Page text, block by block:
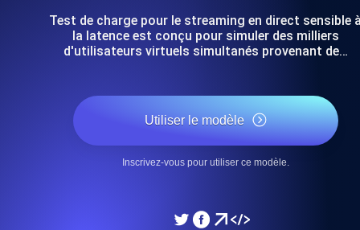
Test de charge pour le streaming en direct sensible
la latence est conçu pour simuler des milliers
d'utilisateurs virtuels simultanés provenant de…
Utiliser le modèle
Inscrivez-vous pour utiliser ce modèle.